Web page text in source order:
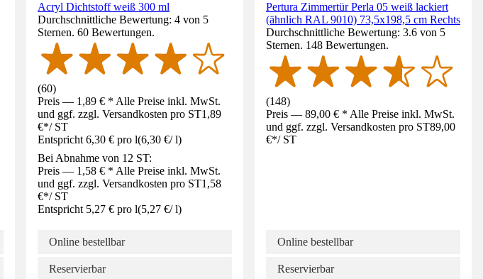
Acryl Dichtstoff weiß 300 ml
Durchschnittliche Bewertung: 4 von 5
Sternen. 60 Bewertungen.
(60)
Preis — 1,89 € * Alle Preise inkl. MwSt.
und ggf. zzgl. Versandkosten pro ST1,89
€*/ ST
Entspricht 6,30 € pro l(6,30 €/ l)
Bei Abnahme von 12 ST:
Preis — 1,58 € * Alle Preise inkl. MwSt.
und ggf. zzgl. Versandkosten pro ST1,58
€*/ ST
Entspricht 5,27 € pro l(5,27 €/ l)
Online bestellbar
Reservierbar
Pertura Zimmertür Perla 05 weiß lackiert
(ähnlich RAL 9010) 73,5x198,5 cm Rechts
Durchschnittliche Bewertung: 3.6 von 5
Sternen. 148 Bewertungen.
(148)
Preis — 89,00 € * Alle Preise inkl. MwSt.
und ggf. zzgl. Versandkosten pro ST89,00
€*/ ST
Online bestellbar
Reservierbar